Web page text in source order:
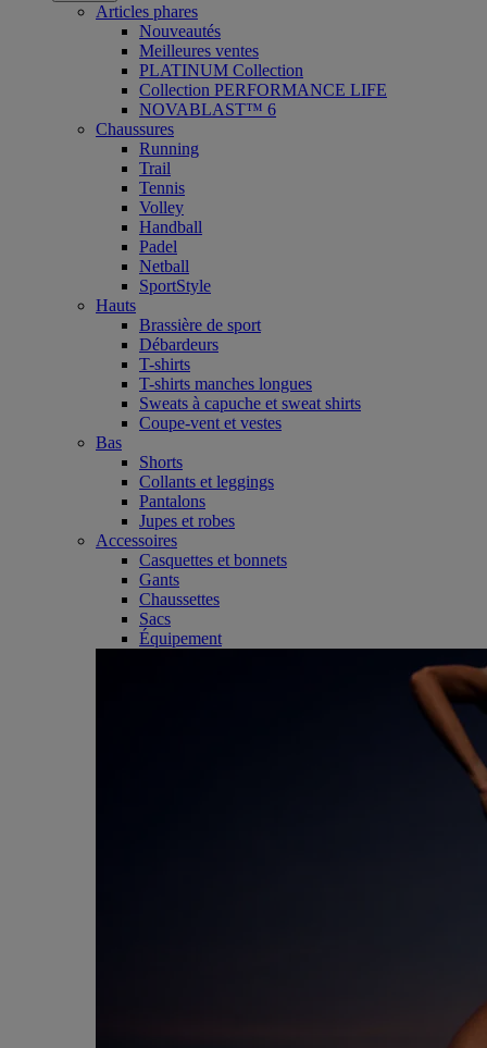
Articles phares
Nouveautés
Meilleures ventes
PLATINUM Collection
Collection PERFORMANCE LIFE
NOVABLAST™ 6
Chaussures
Running
Trail
Tennis
Volley
Handball
Padel
Netball
SportStyle
Hauts
Brassière de sport
Débardeurs
T-shirts
T-shirts manches longues
Sweats à capuche et sweat shirts
Coupe-vent et vestes
Bas
Shorts
Collants et leggings
Pantalons
Jupes et robes
Accessoires
Casquettes et bonnets
Gants
Chaussettes
Sacs
Équipement